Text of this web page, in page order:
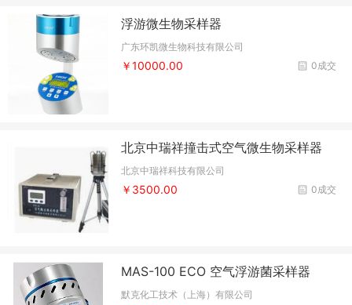
浮游微生物采样器
广东环凯微生物科技有限公司
0成交
￥10000.00
北京中瑞祥撞击式空气微生物采样器
北京中瑞祥科技有限公司
0成交
￥3500.00
MAS-100 ECO 空气浮游菌采样器
默克化工技术（上海）有限公司